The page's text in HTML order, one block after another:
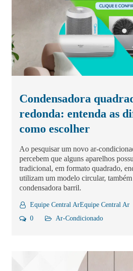
Condensadora
redonda: entenda as
como escolher
Ao pesquisar um novo ar-
percebem que alguns aparelhos
tradicional, em formato quadrado,
utilizam um modelo circular,
condensadora barril.
Equipe Central ArEquipe Central Ar
0
Ar-Condicionado